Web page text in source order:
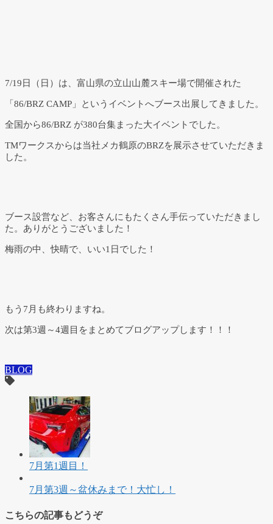
7/19日（日）は、富山県の立山山麓スキー場で開催された
「86/BRZ CAMP」というイベントへブース出展してきました。
全国から86/BRZ が380台集まった大イベントでした。
TMワークスからは当社メカ鶴原のBRZを展示させていただきま
した。
ブース設営など、お客さんにもたくさん手伝っていただきまし
た。ありがとうございました！
梅雨の中、快晴で、いい1日でした！
もう7月も終わりますね。
次は第3週～4週目をまとめてブログアップします！！！
BLOG
7月第1週目！
7月第3週～盆休みまで！大忙し！
こちらの記事もどうぞ